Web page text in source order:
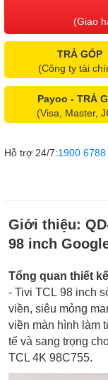
(Giao
TRẢ GÓP
(Công ty tài
Payoo - TRẢ
(Visa, Master,
Hỗ trợ 24/7:1900 6788
Giới thiệu:
98 inch
Tổng quan thiết kế
- Tivi TCL 98 inch
viền, siêu mỏng
viền màn hình làm
tế và sang trọng
TCL 4K 98C755.